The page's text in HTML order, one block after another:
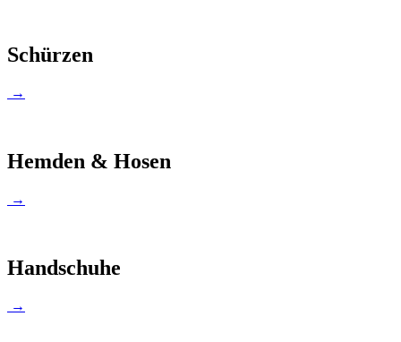
Schürzen
→
Hemden & Hosen
→
Handschuhe
→